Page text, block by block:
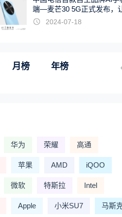
端—麦芒30 5G正式发布，
触手可及2024-07-18
月榜 年榜
华为 荣耀 高通
苹果 AMD iQOO
微软 特斯拉 Intel
Apple 小米SU7 马斯